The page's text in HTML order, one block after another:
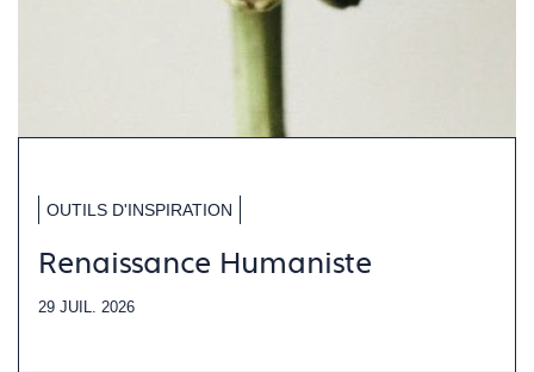
OUTILS D'INSPIRATION
Renaissance Humaniste
29 JUIL. 2026